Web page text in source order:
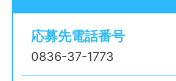
——————
【具体的なお仕事内容】
・図⾯を⾒ながらフレー
応募先電話番号
0836-37-1773